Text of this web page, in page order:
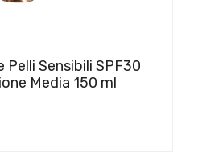
Pelli Sensibili SPF30
Media 150 ml